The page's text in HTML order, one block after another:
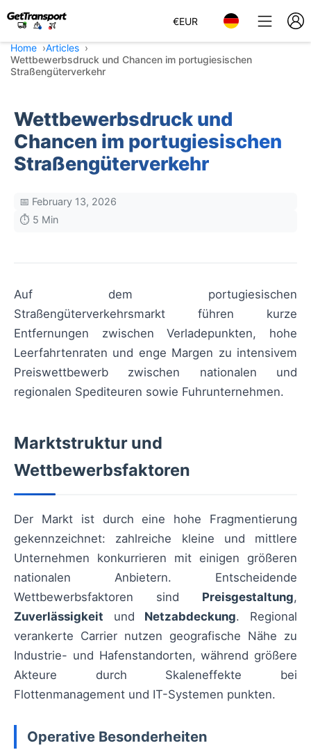
€EUR
Home
Articles
Wettbewerbsdruck und Chancen im portugiesischen
Straßengüterverkehr
Wettbewerbsdruck und
Chancen im portugiesischen
Straßengüterverkehr
📅 February 13, 2026
⏱️ 5 Min
Auf dem portugiesischen
Straßengüterverkehrsmarkt führen kurze
Entfernungen zwischen Verladepunkten, hohe
Leerfahrtenraten und enge Margen zu intensivem
Preiswettbewerb zwischen nationalen und
regionalen Spediteuren sowie Fuhrunternehmen.
Marktstruktur und
Wettbewerbsfaktoren
Der Markt ist durch eine hohe Fragmentierung
gekennzeichnet: zahlreiche kleine und mittlere
Unternehmen konkurrieren mit einigen größeren
nationalen Anbietern. Entscheidende
Wettbewerbsfaktoren sind Preisgestaltung,
Zuverlässigkeit und Netzabdeckung. Regional
verankerte Carrier nutzen geografische Nähe zu
Industrie- und Hafenstandorten, während größere
Akteure durch Skaleneffekte bei
Flottenmanagement und IT-Systemen punkten.
Operative Besonderheiten